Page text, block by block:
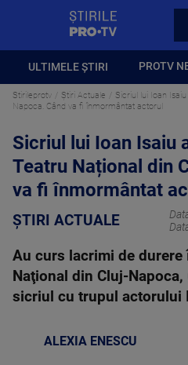
ULTIMELE ȘTIRI PROTV
Stirileprotv Știri Actuale
Sicriul lui Ioan
Napoca. Când va fi înmormântat actorul
Sicriul lui Ioan Isaiu
Teatru Național din
va fi înmormântat
ȘTIRI ACTUALE
Au curs lacrimi de
Naţional din Cluj-
sicriul cu trupul actorului
ALEXIA ENESCU